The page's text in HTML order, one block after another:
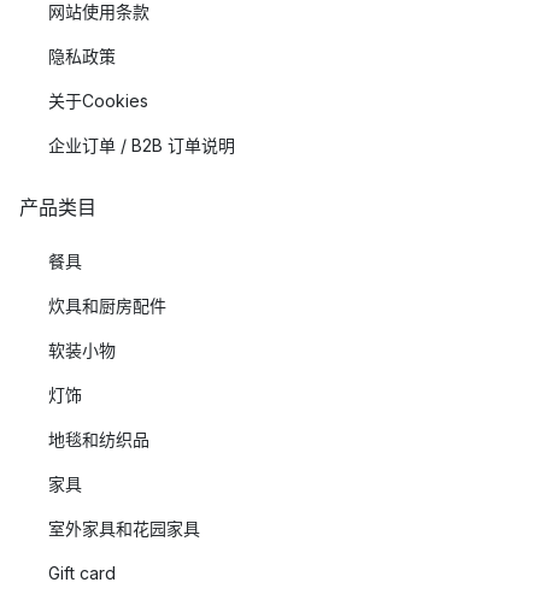
网站使用条款
隐私政策
关于Cookies
企业订单 / B2B 订单说明
产品类目
餐具
炊具和厨房配件
软装小物
灯饰
地毯和纺织品
家具
室外家具和花园家具
Gift card